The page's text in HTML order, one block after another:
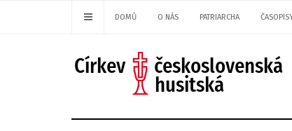
DOMŮ O NÁS PATRIARCHA